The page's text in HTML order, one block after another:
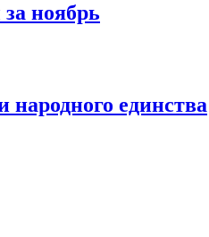
ноябрь
единства